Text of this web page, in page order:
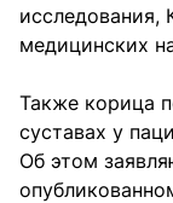
исследования,
медицинских
Также корица
суставах у
Об этом